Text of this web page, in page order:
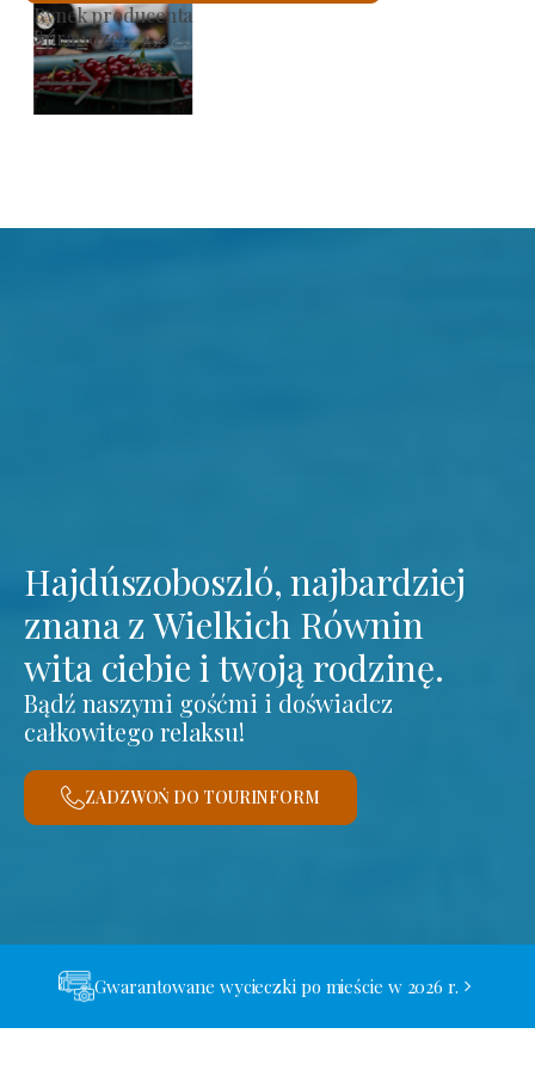
Kościół rzymskokatolicki św.
Sprawdzę
Hajdúszoboszló, najbardziej
znana z Wielkich Równin
wita ciebie i twoją rodzinę.
Bądź naszymi gośćmi i doświadcz
całkowitego relaksu!
ZADZWOŃ DO TOURINFORM
Gwarantowane wycieczki po mieście w 2026 r.